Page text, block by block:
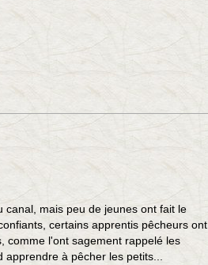
canal, mais peu de jeunes ont fait le
certains apprentis pêcheurs ont
comme l'ont sagement rappelé les
à pêcher les petits...